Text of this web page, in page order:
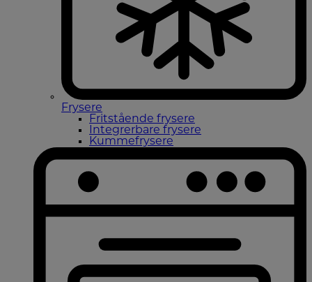
Frysere
Fritstående frysere
Integrerbare frysere
Kummefrysere